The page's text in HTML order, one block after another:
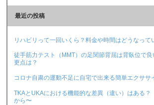
最近の投稿
リハビリって一回いくら？料金や時間はどうなって
徒手筋力テスト（MMT）の足関節背屈は背臥位で
更点は？
コロナ自粛の運動不足に自宅で出来る簡単エクササ
TKAとUKAにおける機能的な差異（違い）はある
から〜